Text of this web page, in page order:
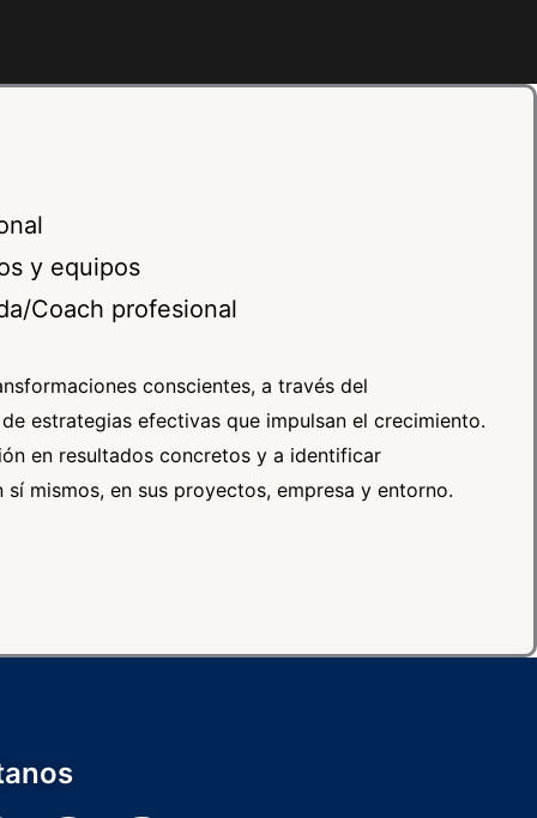
y equipos
Coach profesional
conscientes, a través del
estrategias efectivas que impulsan el crecimiento.
en resultados concretos y a identificar
mismos, en sus proyectos, empresa y entorno.